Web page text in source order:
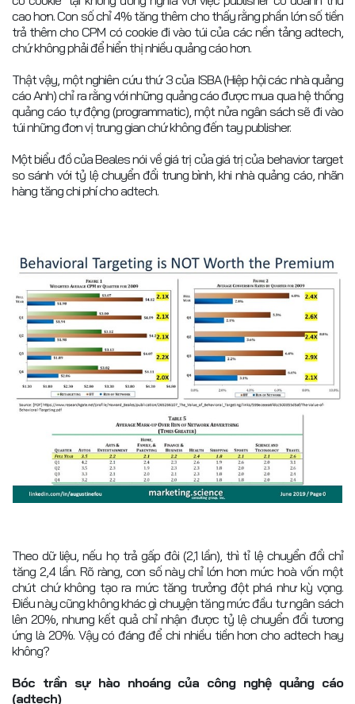
cao hơn. Con số chỉ 4% tăng thêm cho thấy rằng phần lớn số tiền
trả thêm cho CPM có cookie đi vào túi của các nền tảng adtech,
chứ không phải để hiển thị nhiều quảng cáo hơn.
Thật vậy, một nghiên cứu thứ 3 của ISBA (Hiệp hội các nhà quảng
cáo Anh) chỉ ra rằng với những quảng cáo được mua qua hệ thống
quảng cáo tự động (programmatic), một nửa ngân sách sẽ đi vào
túi những đơn vị trung gian chứ không đến tay publisher.
Một biểu đồ của Beales nói về giá trị của giá trị của behavior target
so sánh với tỷ lệ chuyển đổi trung bình, khi nhà quảng cáo, nhãn
hàng tăng chi phí cho adtech.
Theo dữ liệu, nếu họ trả gấp đôi (2,1 lần), thì tỉ lệ chuyển đổi chỉ
tăng 2,4 lần. Rõ ràng, con số này chỉ lớn hơn mức hoà vốn một
chút chứ không tạo ra mức tăng trưởng đột phá như kỳ vọng.
Điều này cũng không khác gì chuyện tăng mức đầu tư ngân sách
lên 20%, nhưng kết quả chỉ nhận được tỷ lệ chuyển đổi tương
ứng là 20%. Vậy có đáng để chi nhiều tiền hơn cho adtech hay
không?
Bóc trần sự hào nhoáng của công nghệ quảng cáo
(adtech)